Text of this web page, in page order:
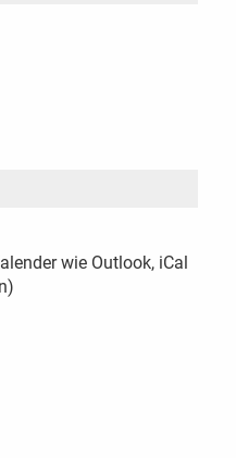
wie Outlook, iCal